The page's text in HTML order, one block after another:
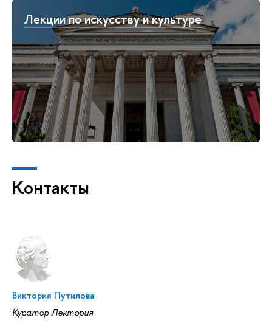
Лекции по искусству и культуре
Контакты
Виктория Путилова
Куратор Лектория